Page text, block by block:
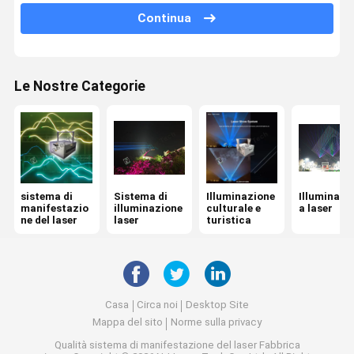
Luce laser club
Luce laser da 80W
Luce laser ad alta potenza
Continua
Le Nostre Categorie
sistema di
manifestazio
ne del laser
Sistema di
illuminazione
laser
Illuminazione
culturale e
turistica
a laser
Casa Circa noi
Desktop Site
Mappa del sito
Norme sulla privacy
Qualità sistema di manifestazione del laserFabbrica